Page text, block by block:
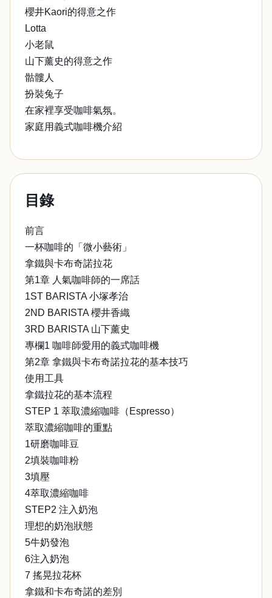
櫻井Kaori的得意之作
Lotta
小老鼠
山下薰史的得意之作
骷髏人
扮裝兔子
在家裡享受咖啡氣氛。
家庭用義式咖啡機介紹
目錄
前言
一杯咖啡的「微小藝術」
拿鐵與卡布奇諾拉花
第1章 人氣咖啡師的一席話
1ST BARISTA 小塚孝治
2ND BARISTA 櫻井香織
3RD BARISTA 山下薰史
專欄1 咖啡師愛用的義式咖啡機
第2章 拿鐵與卡布奇諾拉花的基本技巧
使用工具
拿鐵拉花的基本流程
STEP 1 萃取濃縮咖啡（Espresso）
萃取濃縮咖啡的重點
1研磨咖啡豆
2填裝咖啡粉
3填壓
4萃取濃縮咖啡
STEP2 注入奶泡
理想的奶泡狀態
5牛奶發泡
6注入奶泡
7 搖晃拉花杯
拿鐵和卡布奇諾的差別